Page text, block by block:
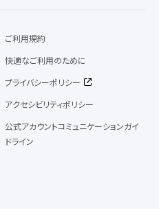
ご利用規約
快適なご利用のために
プライバシーポリシー
アクセシビリティポリシー
公式アカウントコミュニケーションガイ
ドライン